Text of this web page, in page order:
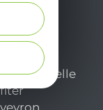
mensuelle